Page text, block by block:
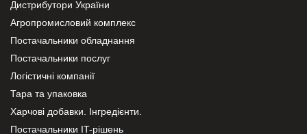
Дистрибутори України
Агропромисловий комплекс
Постачальники обладнання
Постачальники послуг
Логістичні компанії
Тара та упаковка
Харчові добавки. Інгредієнти.
Постачальники IT-рішень